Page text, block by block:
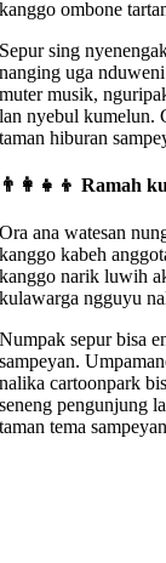
kanggo ombone
Sepur sing
nanging uga
muter musik,
lan nyebul kumelun.
taman hiburan
👨‍👩‍👧‍👦 Ramah
Ora ana watesan
kanggo kabeh
kanggo narik luwih
kulawarga ngguyu
Numpak sepur bisa
sampeyan.
nalika cartoonpark
seneng pengunjung
taman tema